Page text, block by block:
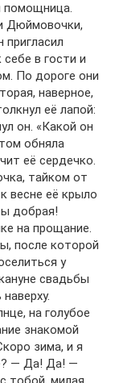
помощница.
Дюймовочки,
в гости и
По дороге они
наверное,
её лапой:
он. «Какой он
обняла
её сердечко.
тайком от
весне её крыло
добрая!
на прощание.
после которой
у
свадьбы
на голубое
знакомой
зима, и я
— Да! Да! —